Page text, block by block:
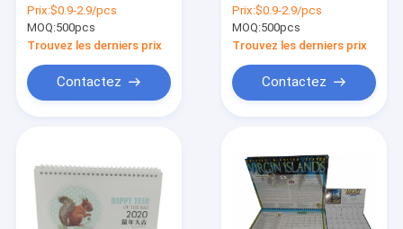
calendrier de bureau
de carton petite
Prix:$0.9-2.9/pcs
MOQ:500pcs
Trouvez les derniers prix
Contactez
calendriers de bureau
de nouvelle année
24×18cm
Prix:$0.9-2.9/pcs
MOQ:500pcs
Trouvez les derniers prix
Contactez